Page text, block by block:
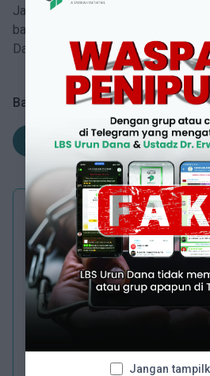
Jangan tunda lagi,
bawa bisnis Anda ke level
Dana!
Bagikan Artikel Ini
PROFIL PENULIS
Naufal Mamduh
Berpengalaman lebih dari lima
Jangan